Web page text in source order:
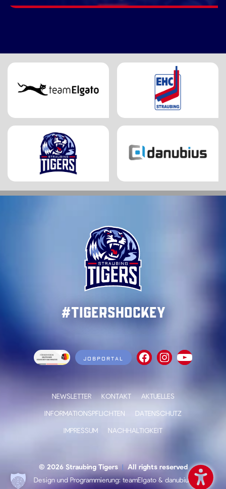
GESTARTET
#TigersHockey
JOBPORTAL
NEWSLETTER KONTAKT
AKTUELLES
INFORMATIONSPFLICHTEN
DATENSCHUTZ
IMPRESSUM
NACHHALTIGKEIT
© 2026 Straubing Tigers | All rights reserved
Design und Programmierung: teamElgato& danubius